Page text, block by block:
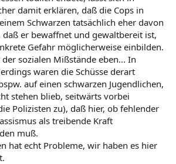
damit erklären, daß die Cops in
Schwarzen tatsächlich eher davon
daß er bewaffnet und gewaltbereit ist,
Gefahr möglicherweise einbilden.
der sozialen Mißstände eben... In
waren die Schüsse derart
auf einen schwarzen Jugendlichen,
stehen blieb, seitwärts vorbei
Polizisten zu), daß hier, ob fehlender
als treibende Kraft
muß.
hat echt Probleme, wir haben es hier